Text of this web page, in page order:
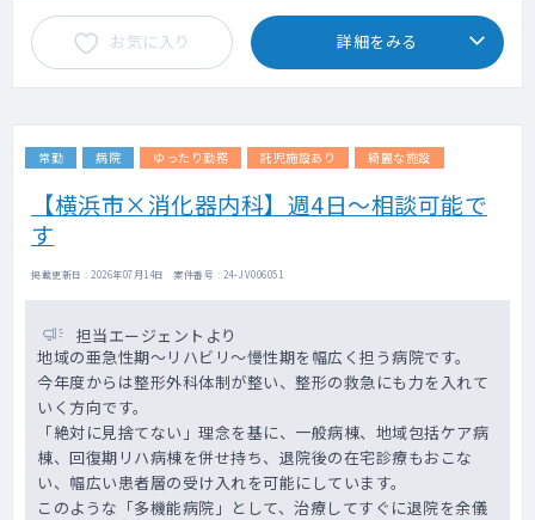
お気に入り 詳細をみる
常勤 病院 ゆったり勤務 託児施設あり 綺麗な施設
【横浜市×消化器内科】週4日～相談可能で
す
掲載更新日 : 2026年07月14日 案件番号 : 24-JV006051
担当エージェントより
地域の亜急性期～リハビリ～慢性期を幅広く担う病院です。
今年度からは整形外科体制が整い、整形の救急にも力を入れて
いく方向です。
「絶対に見捨てない」理念を基に、一般病棟、地域包括ケア病
棟、回復期リハ病棟を併せ持ち、退院後の在宅診療もおこな
い、幅広い患者層の受け入れを可能にしています。
このような「多機能病院」として、治療してすぐに退院を余儀